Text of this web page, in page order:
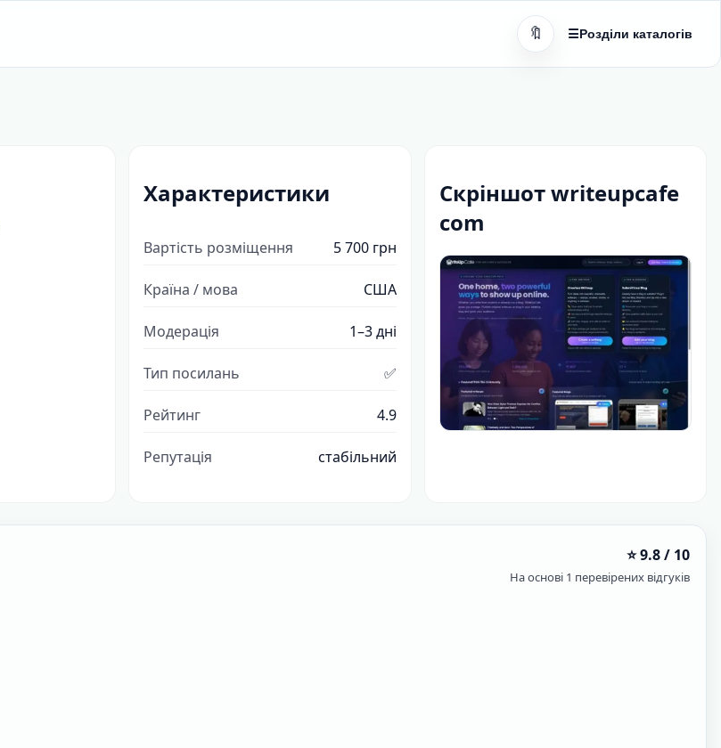
🔖 ☰Розділи каталогів
Характеристики
Вартість розміщення 5 700 грн
Країна / мова США
Модерація 1–3 дні
Тип посилань ✅
Рейтинг 4.9
Репутація стабільний
Скріншот writeupcafe
com
⭐ 9.8 / 10
На основі 1 перевірених відгуків